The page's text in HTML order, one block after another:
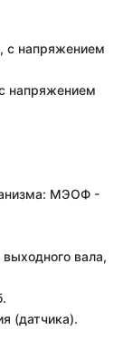
с напряжением
напряжением
МЭОФ -
вала,
(датчика).